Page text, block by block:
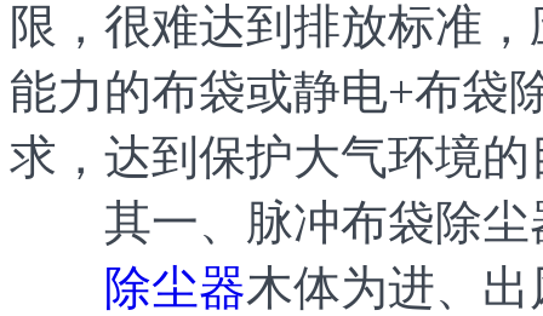
限，很难达到排放标准
能力的布袋或静电+布袋
求，达到保护大气环境的
其一、脉冲布袋除尘
除尘器木体为进、